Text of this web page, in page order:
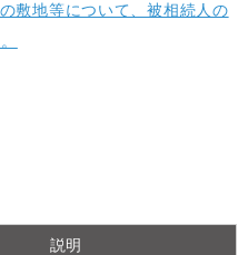
敷地等について、被相続人の
説明